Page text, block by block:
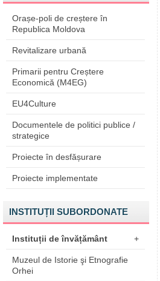
Orașe-poli de creștere în
Republica Moldova
Revitalizare urbană
Primarii pentru Creștere
Economică (M4EG)
EU4Culture
Documentele de politici publice /
strategice
Proiecte în desfășurare
Proiecte implementate
INSTITUȚII SUBORDONATE
Instituții de învățământ +
Muzeul de Istorie şi Etnografie
Orhei